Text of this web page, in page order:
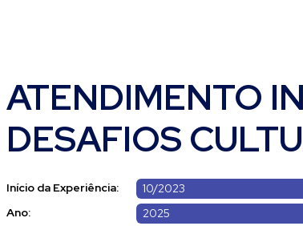
ATENDIMENTO
DESAFIOS
Início da Experiência:
10/2023
Ano:
2025